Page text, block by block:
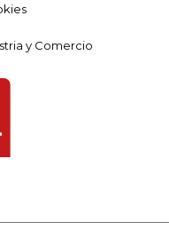
y Comercio